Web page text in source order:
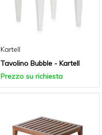
Kartell
Tavolino Bubble - Kartell
Prezzo su richiesta